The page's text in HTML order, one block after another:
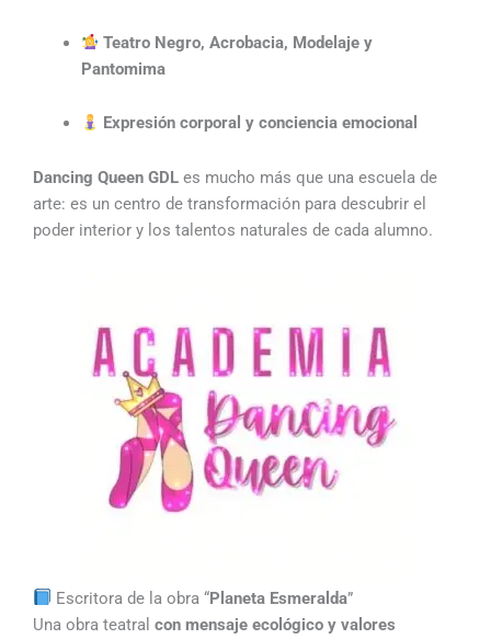
Teatro Negro, Acrobacia, Modelaje y
Pantomima
Expresión corporal y conciencia emocional
Dancing Queen GDL es mucho más que una escuela de
arte: es un centro de transformación para descubrir el
poder interior y los talentos naturales de cada alumno.
Escritora de la obra “Planeta Esmeralda”
Una obra teatral con mensaje ecológico y valores